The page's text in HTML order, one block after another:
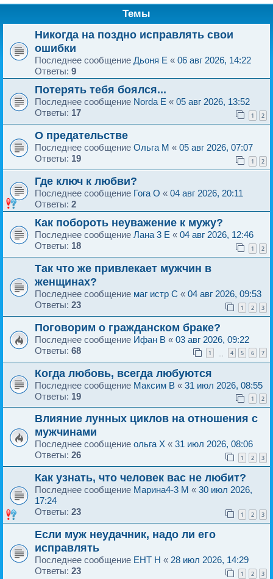
Темы
Никогда на поздно исправлять свои
ошибки
Последнее сообщение Дьоня E « 06 авг 2026, 14:22
Ответы: 9
Потерять тебя боялся...
Последнее сообщение Norda E « 05 авг 2026, 13:52
Ответы: 17 1 2
О предательстве
Последнее сообщение Ольга M « 05 авг 2026, 07:07
Ответы: 19 1 2
Где ключ к любви?
Последнее сообщение Гога O « 04 авг 2026, 20:11
Ответы: 2
Как побороть неуважение к мужу?
Последнее сообщение Лана 3 E « 04 авг 2026, 12:46
Ответы: 18 1 2
Так что же привлекает мужчин в
женщинах?
Последнее сообщение маг истр C « 04 авг 2026, 09:53
Ответы: 23 1 2 3
Поговорим о гражданском браке?
Последнее сообщение Ифан B « 03 авг 2026, 09:22
Ответы: 68 1 4 5 6 7
Когда любовь, всегда любуются
Последнее сообщение Максим B « 31 июл 2026, 08:55
Ответы: 19 1 2
Влияние лунных циклов на отношения с
мужчинами
Последнее сообщение ольга X « 31 июл 2026, 08:06
Ответы: 26 1 2 3
Как узнать, что человек вас не любит?
Последнее сообщение Марина4-3 M « 30 июл 2026,
17:24
Ответы: 23 1 2 3
Если муж неудачник, надо ли его
исправлять
Последнее сообщение ЕНТ H « 28 июл 2026, 14:29
Ответы: 23 1 2 3